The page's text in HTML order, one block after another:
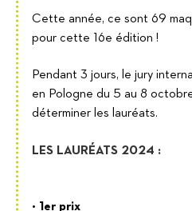
Cette année, ce sont 69
pour cette 16e édition !
Pendant 3 jours, le jury
en Pologne du 5 au 8
déterminer les lauréats.
LES LAURÉATS 2024 :
• 1er prix